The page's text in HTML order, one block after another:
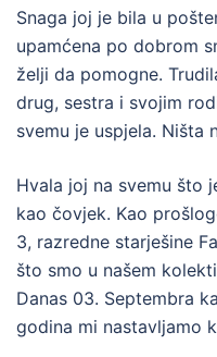
Snaga joj je bila u
upamćena po dobrom
želji da pomogne.
drug, sestra i svojim
svemu je uspjela. Ništa
Hvala joj na svemu što
kao čovjek. Kao
3, razredne starješine
što smo u našem
Danas 03. Septembra
godina mi nastavljamo